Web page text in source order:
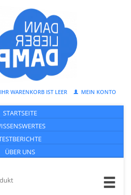
IHR WARENKORB IST LEER MEIN KONTO
STARTSEITE
ÜBER UNS